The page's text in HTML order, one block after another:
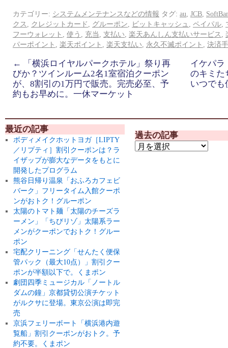
カテゴリー: システムメンテナンスなどの情報 タグ: au JCB
クス
クレジットカード グルーポン ビットキャッシュ ペイパル
フーウォレット
使う 充当 支払い 楽天あんしん支払いサービス
パーポイント
楽天ポイント 楽天支払い 永久不滅ポイント 決済
←
「横浜ロイヤルパークホテル」祭り再
びか？ツインルーム2名1室宿泊クーポン
が、8割引の1万円で販売。完売必至、予
約もお早めに。一休マーケット
イケパラ
のキミた
いつでも
最近の記事
ボディメイクホットヨガ［LIPTY
／リプティ］割引クーポンは？ラ
イザップが膨大なデータをもとに
開発したプログラム
熊谷日帰り温泉「おふろカフェビ
バーク」フリータイム入館クーポ
ンがおトク！グルーポン
太陽のトマト麺「太陽のチーズラ
ーメン」「ちびリゾ」太陽系ラー
メンがクーポンでおトク！グルー
ポン
宅配クリーニング「せんたく便保
管パック（最大10点）」割引クー
ポンが半額以下で。くまポン
劇団四季ミュージカル「ノートル
ダムの鐘」京都貸切公演チケット
がルクサに登場。東京公演は即完
売
京浜フェリーボート「横浜港内遊
覧船」割引クーポンがおトク。予
約不要。くまポン
過去の記事